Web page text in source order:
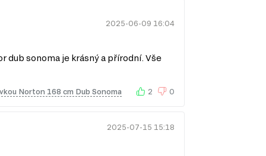
2025-06-09 16:04
dub sonoma je krásný a přírodní. Vše
Norton 168 cm Dub Sonoma 2 0
2025-07-15 15:18